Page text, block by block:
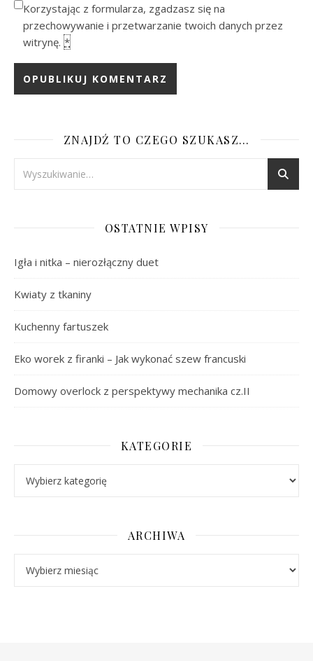
Korzystając z formularza, zgadzasz się na
przechowywanie i przetwarzanie twoich danych przez
witrynę. *
ZNAJDŹ TO CZEGO SZUKASZ…
OSTATNIE WPISY
Igła i nitka – nierozłączny duet
Kwiaty z tkaniny
Kuchenny fartuszek
Eko worek z firanki – Jak wykonać szew francuski
Domowy overlock z perspektywy mechanika cz.II
KATEGORIE
ARCHIWA